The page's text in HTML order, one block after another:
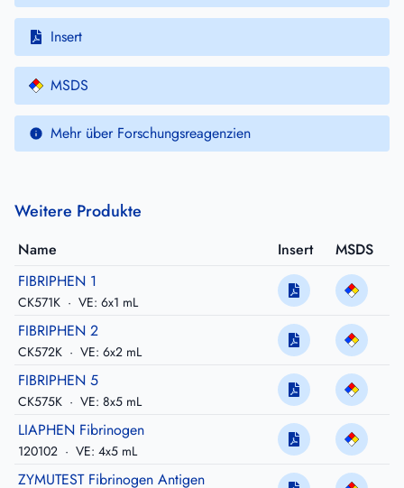
Insert
MSDS
Mehr über Forschungsreagenzien
Weitere Produkte
Name Insert
MSDS
FIBRIPHEN 1
CK571K · VE: 6x1 mL
FIBRIPHEN 2
CK572K · VE: 6x2 mL
FIBRIPHEN 5
CK575K · VE: 8x5 mL
LIAPHEN Fibrinogen
120102 · VE: 4x5 mL
ZYMUTEST Fibrinogen Antigen